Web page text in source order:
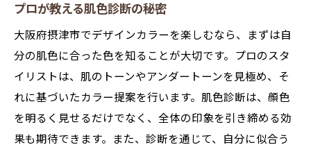
プロが教える肌色診断の秘密
大阪府摂津市でデザインカラーを楽しむなら、まずは自
分の肌色に合った色を知ることが大切です。プロのスタ
イリストは、肌のトーンやアンダートーンを見極め、そ
れに基づいたカラー提案を行います。肌色診断は、顔色
を明るく見せるだけでなく、全体の印象を引き締める効
果も期待できます。また、診断を通じて、自分に似合う